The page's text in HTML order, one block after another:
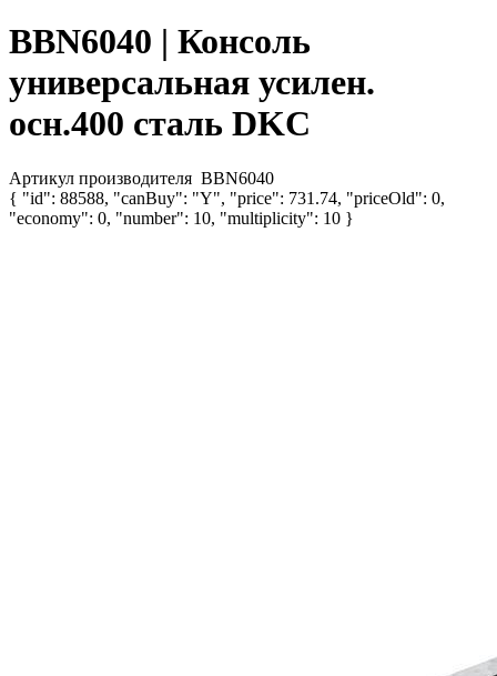
BBN6040 | Консоль
универсальная усилен.
осн.400 сталь DKC
Артикул производителя BBN6040
{ "id": 88588, "canBuy": "Y", "price": 731.74, "priceOld": 0,
"economy": 0, "number": 10, "multiplicity": 10 }